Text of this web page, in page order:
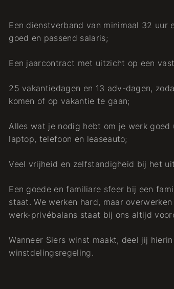
Een dienstverband van minimaal 32 uur
goed en passend salaris;
Een jaarcontract met uitzicht op een
25 vakantiedagen en 13 adv-dagen,
komen of op vakantie te gaan;
Alles wat je nodig hebt om je werk goed
laptop, telefoon en leaseauto;
Veel vrijheid en zelfstandigheid bij het
Een goede en familiare sfeer bij een
staat. We werken hard, maar
werk-privébalans staat bij ons altijd
Wanneer Siers winst maakt, deel jij
winstdelingsregeling.
Projekt
Schritt:
Energiespeicherung
im Solarpark
Bomhofsplas
Arbeiten bei